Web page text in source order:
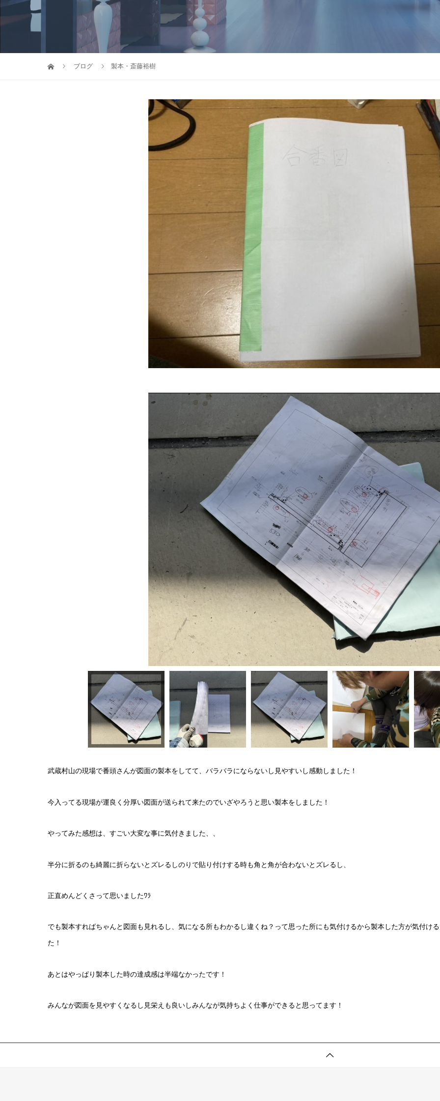
ブログ 製本・斎藤裕樹
武蔵村山の現場で番頭さんが図面の製本をしてて、バラバラにならないし見やすいし感動しました！
今入ってる現場が運良く分厚い図面が送られて来たのでいざやろうと思い製本をしました！
やってみた感想は、すごい大変な事に気付きました、、
半分に折るのも綺麗に折らないとズレるしのりで貼り付けする時も角と角が合わないとズレるし、
正直めんどくさって思いましたﾜﾗ
でも製本すればちゃんと図面も見れるし、気になる所もわかるし違くね？って思った所にも気付けるから製本した方が気付け
た！
あとはやっぱり製本した時の達成感は半端なかったです！
みんなが図面を見やすくなるし見栄えも良いしみんなが気持ちよく仕事ができると思ってます！